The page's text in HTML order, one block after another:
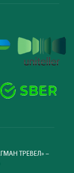
ТРЕВЕЛ» –